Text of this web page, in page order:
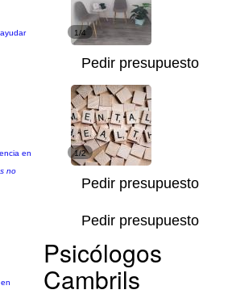
1/4
Pedir presupuesto
en
no
1/2
Pedir presupuesto
Pedir presupuesto
Psicólogos
Cambrils